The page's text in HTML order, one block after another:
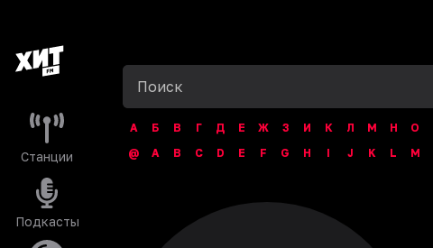
Станции
Подкасты
А Б В Г Д Е Ж З И К Л М Н О
@
A B C D E F G H I J K L M